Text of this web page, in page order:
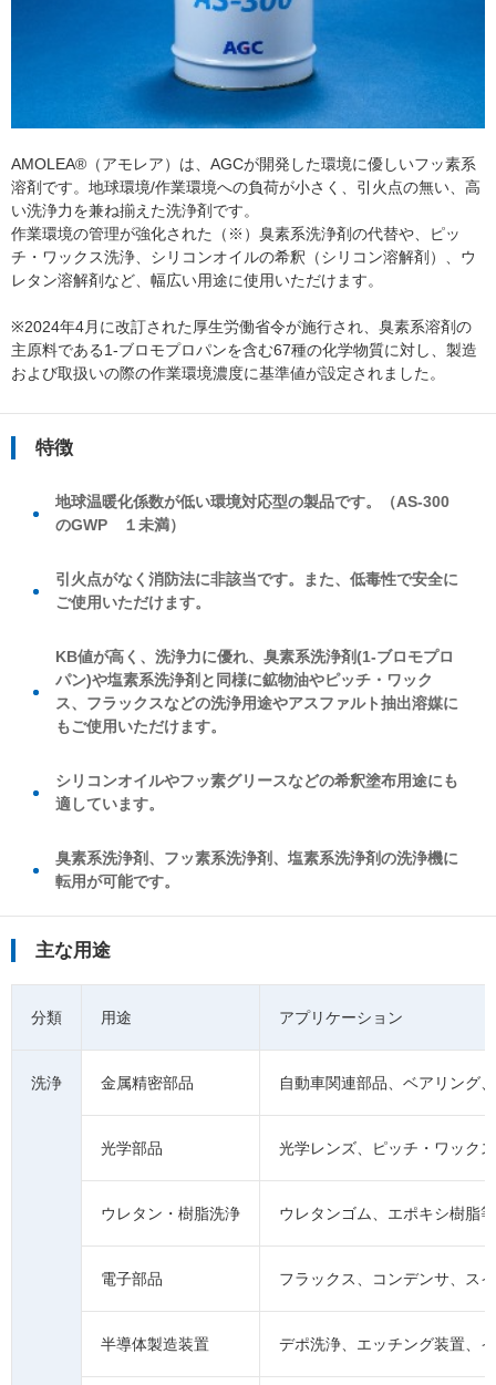
AMOLEA®（アモレア）は、AGCが開発した環境に優しいフッ素系
溶剤です。地球環境/作業環境への負荷が小さく、引火点の無い、高
い洗浄力を兼ね揃えた洗浄剤です。
作業環境の管理が強化された（※）臭素系洗浄剤の代替や、ピッ
チ・ワックス洗浄、シリコンオイルの希釈（シリコン溶解剤）、ウ
レタン溶解剤など、幅広い用途に使用いただけます。
※2024年4月に改訂された厚生労働省令が施行され、臭素系溶剤の
主原料である1-ブロモプロパンを含む67種の化学物質に対し、製造
および取扱いの際の作業環境濃度に基準値が設定されました。
特徴
地球温暖化係数が低い環境対応型の製品です。（AS-300
のGWP １未満）
引火点がなく消防法に非該当です。また、低毒性で安全に
ご使用いただけます。
KB値が高く、洗浄力に優れ、臭素系洗浄剤(1-ブロモプロ
パン)や塩素系洗浄剤と同様に鉱物油やピッチ・ワック
ス、フラックスなどの洗浄用途やアスファルト抽出溶媒に
もご使用いただけます。
シリコンオイルやフッ素グリースなどの希釈塗布用途にも
適しています。
臭素系洗浄剤、フッ素系洗浄剤、塩素系洗浄剤の洗浄機に
転用が可能です。
主な用途
分類 用途 アプリケーション
洗浄 金属精密部品 自動車関連部品、ベアリング
光学部品 光学レンズ、ピッチ・ワック
ウレタン・樹脂洗浄 ウレタンゴム、エポキシ樹脂
電子部品 フラックス、コンデンサ、ス
半導体製造装置 デポ洗浄、エッチング装置、